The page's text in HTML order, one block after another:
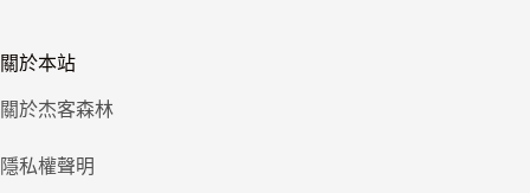
關於本站
關於杰客森林
隱私權聲明